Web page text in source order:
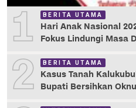
1 BERITA UTAMA
Hari Anak Nasional
Fokus Lindungi Masa
2 BERITA UTAMA
Kasus Tanah
Bupati Bersihkan